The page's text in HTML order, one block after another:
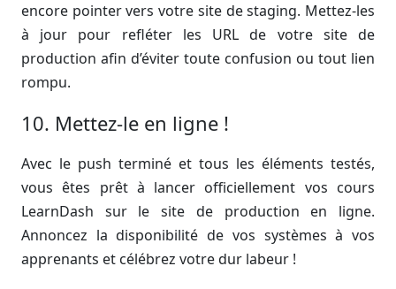
encore pointer vers votre site de staging. Mettez-les
à jour pour refléter les URL de votre site de
production afin d’éviter toute confusion ou tout lien
rompu.
10. Mettez-le en ligne !
Avec le push terminé et tous les éléments testés,
vous êtes prêt à lancer officiellement vos cours
LearnDash sur le site de production en ligne.
Annoncez la disponibilité de vos systèmes à vos
apprenants et célébrez votre dur labeur !